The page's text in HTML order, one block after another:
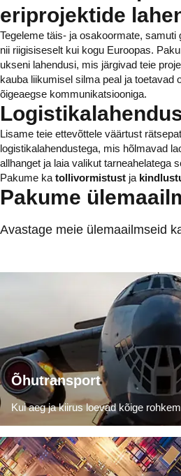
eriprojektide
Tegeleme täis- ja osakoormate, samuti
nii riigisiseselt kui kogu Euroopas.
ukseni lahendusi, mis järgivad teie
kauba liikumisel silma peal ja toetavad
õigeaegse kommunikatsiooniga.
Lisame teie ettevõttele väärtust
logistikalahendustega, mis hõlmavad
allhanget ja laia valikut tarneahelatega
Pakume ka tollivormistust ja
Pakume
Avastage meie ülemaailmseid
Õhutransport
Kui aeg ja kiirus loevad kõige rohkem